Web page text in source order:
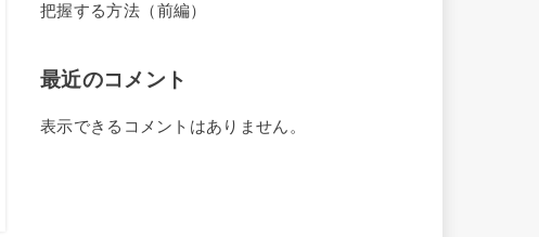
把握する方法（前編）
最近のコメント
表示できるコメントはありません。